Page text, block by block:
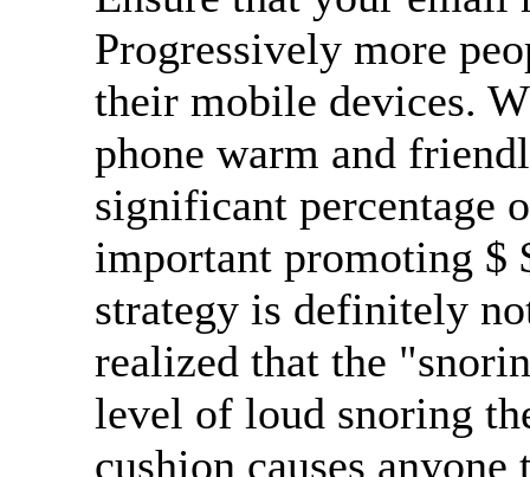
Progressively more
their mobile devices.
phone warm and
significant percentage
important promoting $
strategy is definitely
realized that the
level of loud snoring
cushion causes